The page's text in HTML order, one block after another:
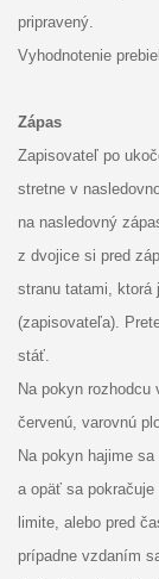
pripravený.
Vyhodnotenie
Zápas
Zapisovateľ po
stretne v
na nasledovný
z dvojice si pred
stranu tatami, ktorá
(zapisovateľa).
stáť.
Na pokyn
červenú, varovnú
Na pokyn hajime
a opäť sa
limite, alebo pred
prípadne vzdaním